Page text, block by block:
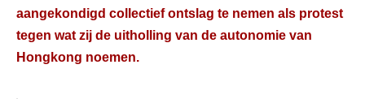
aangekondigd collectief ontslag te nemen als protest
tegen wat zij de uitholling van de autonomie van
Hongkong noemen.